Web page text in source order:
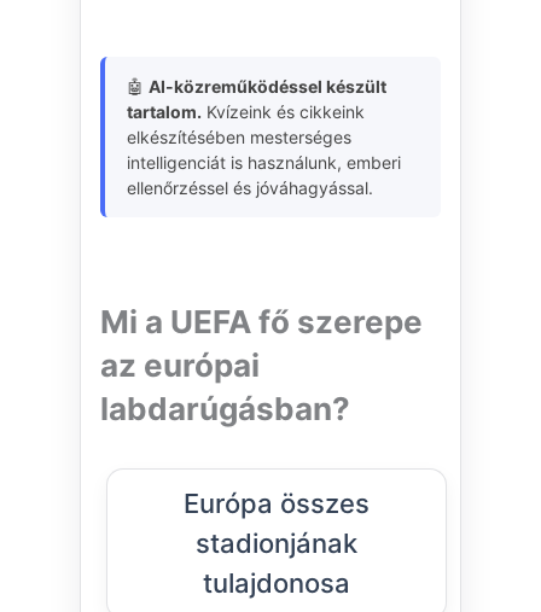
🤖 AI-közreműködéssel készült
tartalom. Kvízeink és cikkeink
elkészítésében mesterséges
intelligenciát is használunk, emberi
ellenőrzéssel és jóváhagyással.
Mi a UEFA fő szerepe
az európai
labdarúgásban?
Európa összes
stadionjának
tulajdonosa